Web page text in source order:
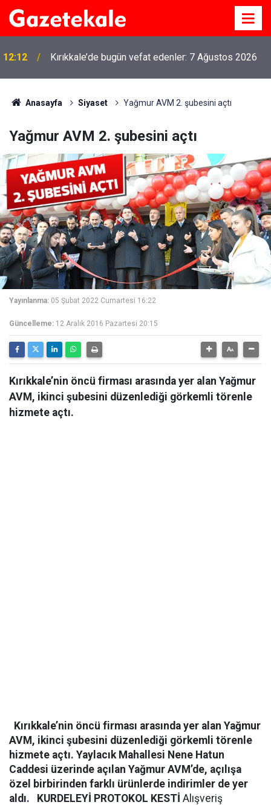
12:12 Kırıkkale’de bugün vefat edenler: 7 Ağustos 2026
Anasayfa Siyaset Yağmur AVM 2. şubesini açtı
Yağmur AVM 2. şubesini açtı
Yayınlanma: 05 Şubat 2022 Cumartesi 16:22
Güncelleme: 12 Aralık 2016 Pazartesi 20:15
Kırıkkale’nin öncü firması arasında yer alan Yağmur
AVM, ikinci şubesini düzenlediği görkemli törenle
hizmete açtı.
Kırıkkale’nin öncü firması arasında yer alan Yağmur
AVM, ikinci şubesini düzenlediği görkemli törenle
hizmete açtı. Yaylacık Mahallesi Nene Hatun
Caddesi üzerinde açılan Yağmur AVM’de, açılışa
özel birbirinden farklı ürünlerde indirimler de yer
aldı.
KURDELEYİ PROTOKOL KESTİ Alışveriş